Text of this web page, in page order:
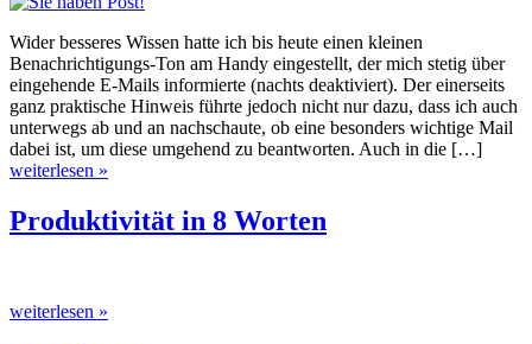
Wider besseres Wissen hatte ich bis heute einen kleinen
Benachrichtigungs-Ton am Handy eingestellt, der mich stetig über
eingehende E-Mails informierte (nachts deaktiviert). Der einerseits
ganz praktische Hinweis führte jedoch nicht nur dazu, dass ich auch
unterwegs ab und an nachschaute, ob eine besonders wichtige Mail
dabei ist, um diese umgehend zu beantworten. Auch in die […]
weiterlesen »
Produktivität in 8 Worten
weiterlesen »